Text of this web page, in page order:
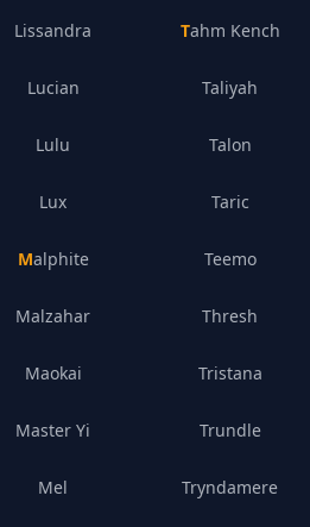
Lissandra
Lucian
Lulu
Lux
Malphite
Malzahar
Maokai
Master Yi
Mel
Tahm Kench
Taliyah
Talon
Taric
Teemo
Thresh
Tristana
Trundle
Tryndamere